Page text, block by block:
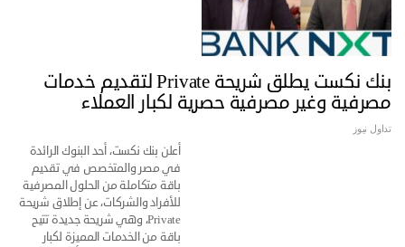
بنك نكست يطلق شريحة Private لتقديم خدمات
مصرفية وغير مصرفية حصرية لكبار العملاء
تداول نيوز
أعلن بنك نكست، أحد البنوك الرائدة
في مصر والمتخصص في تقديم
باقة متكاملة من الحلول المصرفية
للأفراد والشركات، عن إطلاق شريحة
Private، وهي شريحة جديدة تتيح
باقة من الخدمات المميزة لكبار